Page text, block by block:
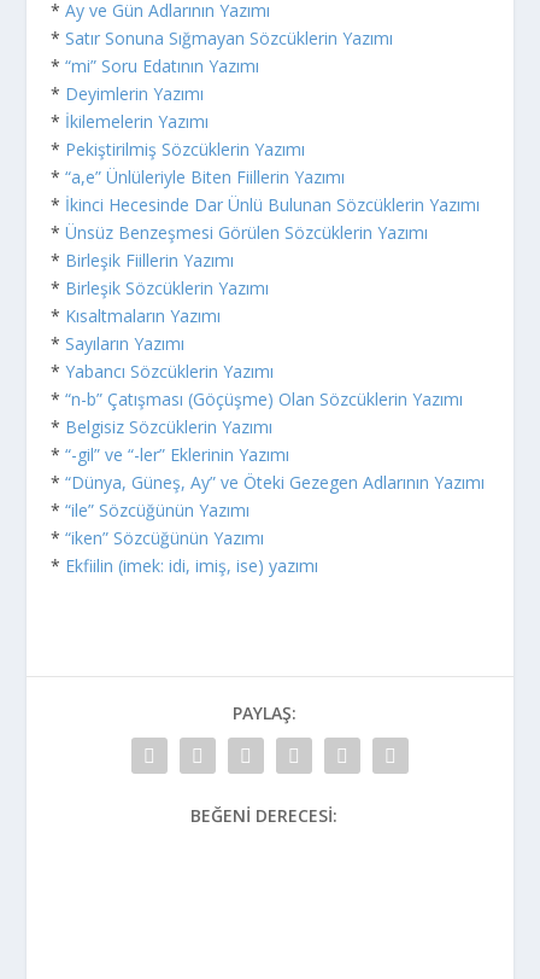
*Ay ve Gün Adlarının Yazımı
* Satır Sonuna Sığmayan Sözcüklerin Yazımı
*“mi” Soru Edatının Yazımı
* Deyimlerin Yazımı
* İkilemelerin Yazımı
* Pekiştirilmiş Sözcüklerin Yazımı
*“a,e” Ünlüleriyle Biten Fiillerin Yazımı
* İkinci Hecesinde Dar Ünlü Bulunan Sözcüklerin Yazımı
*Ünsüz Benzeşmesi Görülen Sözcüklerin Yazımı
* Birleşik Fiillerin Yazımı
* Birleşik Sözcüklerin Yazımı
* Kısaltmaların Yazımı
* Sayıların Yazımı
*Yabancı Sözcüklerin Yazımı
*“n-b” Çatışması (Göçüşme) Olan Sözcüklerin Yazımı
* Belgisiz Sözcüklerin Yazımı
*“-gil” ve “-ler” Eklerinin Yazımı
*“Dünya, Güneş, Ay” ve Öteki Gezegen Adlarının Yazımı
*“ile” Sözcüğünün Yazımı
*“iken” Sözcüğünün Yazımı
* Ekfiilin (imek: idi, imiş, ise) yazımı
PAYLAŞ:
BEĞENI DERECESI: